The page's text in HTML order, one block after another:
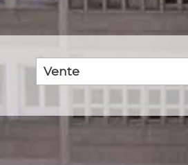
Vente